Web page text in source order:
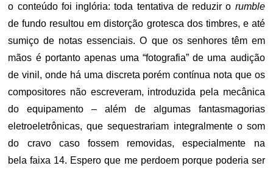
o conteúdo foi inglória: toda tentativa de reduzir o rumble
de fundo resultou em distorção grotesca dos timbres, e até
sumiço de notas essenciais. O que os senhores têm em
mãos é portanto apenas uma “fotografia” de uma audição
de vinil, onde há uma discreta porém contínua nota que os
compositores não escreveram, introduzida pela mecânica
do equipamento – além de algumas fantasmagorias
eletroeletrônicas, que sequestrariam integralmente o som
do cravo caso fossem removidas, especialmente na
bela faixa 14. Espero que me perdoem porque poderia ser